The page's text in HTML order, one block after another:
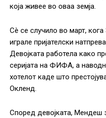
која живее во оваа земја.
Сè се случило во март, кога
играле пријателски
Девојката работела како
серијата на ФИФА, а
хотелот каде што
Окленд.
Според девојката, Мендеш